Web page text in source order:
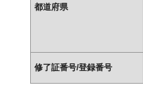
都道府県
修了証番号/登録番号